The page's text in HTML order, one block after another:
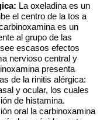
La oxeladina es un
el centro de la tos a
es un
al grupo de las
escasos efectos
nervioso central y
presenta
de la rinitis alérgica:
y ocular, los cuales
de histamina.
oral la carbinoxamina